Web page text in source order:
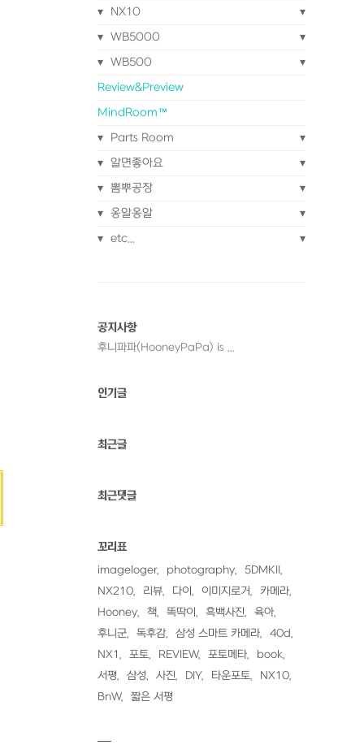
NX10
WB5000
WB500
Review&Preview
MindRoom™
Parts Room
알면좋아요
뽐뿌공장
옹알옹알
etc...
공지사항
후니파파(HooneyPaPa) is ...
인기글
최근글
최근댓글
꼬리표
imageloger photography
5DMKII
NX210
리뷰 다이 이미지로거
카메라
Hooney
책 똑딱이 흑백사진
육아
후니군
독후감 삼성 스마트 카메라
40d
NX1
포토 REVIEW 포토메타
book
서평
삼성 사진 DIY 타운포토
NX10
BnW
짧은 서평